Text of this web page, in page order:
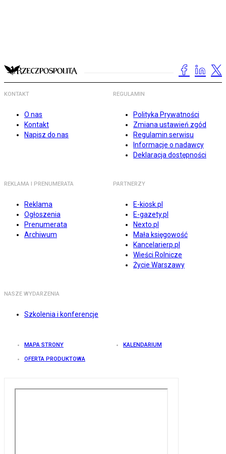
KONTAKT
O nas
Kontakt
Napisz do nas
REGULAMIN
Polityka Prywatności
Zmiana ustawień zgód
Regulamin serwisu
Informacje o nadawcy
Deklaracja dostępności
REKLAMA I PRENUMERATA
Reklama
Ogłoszenia
Prenumerata
Archiwum
PARTNERZY
E-kiosk.pl
E-gazety.pl
Nexto.pl
Mała księgowość
Kancelarierp.pl
Wieści Rolnicze
Życie Warszawy
NASZE WYDARZENIA
Szkolenia i konferencje
MAPA STRONY KALENDARIUM
OFERTA PRODUKTOWA